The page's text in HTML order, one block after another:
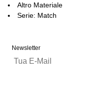
Altro Materiale
Serie: Match
Newsletter